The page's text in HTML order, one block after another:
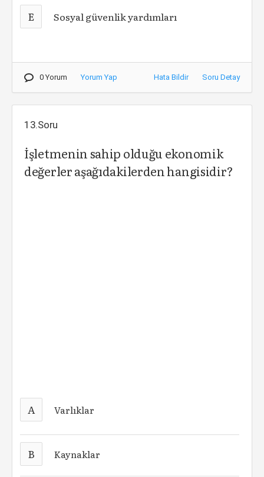
E Sosyal güvenlik yardımları
0 Yorum Yorum Yap Hata Bildir Soru Detay
13.Soru
İşletmenin sahip olduğu ekonomik
değerler aşağıdakilerden hangisidir?
A Varlıklar
B Kaynaklar